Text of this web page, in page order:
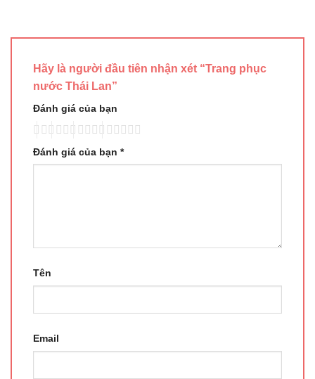
Hãy là người đầu tiên nhận xét “Trang phục
nước Thái Lan”
Đánh giá của bạn
Đánh giá của bạn *
Tên
Email